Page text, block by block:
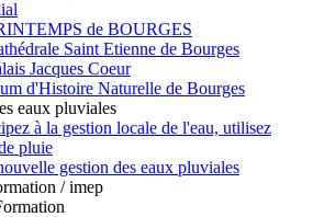
de BOURGES
Saint Etienne de Bourges
Jacques Coeur
d'Histoire Naturelle de Bourges
eaux pluviales
à la gestion locale de l'eau, utilisez
pluie
gestion des eaux pluviales
/ imep